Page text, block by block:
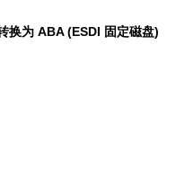
换为 ABA (ESDI 固定磁盘)